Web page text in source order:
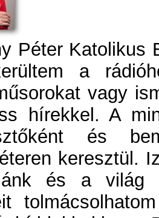
Péter Katolikus
a
vagy
hírekkel. A
és
keresztül.
és a világ